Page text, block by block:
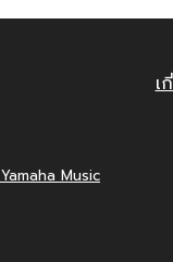
Music
เ